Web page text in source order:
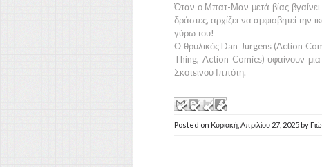
Όταν ο Μπατ-Μαν μετά βίας
δράστες, αρχίζει να αμφισβητεί
γύρω του!
Ο θρυλικός Dan Jurgens (Action
Thing, Action Comics) υφαίνουν
Σκοτεινού Ιππότη.
Posted on Κυριακή, Απριλίου 27, 2025 by